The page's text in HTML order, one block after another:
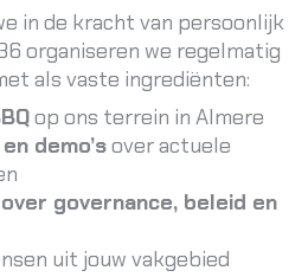
in de kracht van persoonlijk
organiseren we regelmatig
als vaste ingrediënten:
op ons terrein in Almere
demo’sover actuele
governance, beleid en
uit jouw vakgebied